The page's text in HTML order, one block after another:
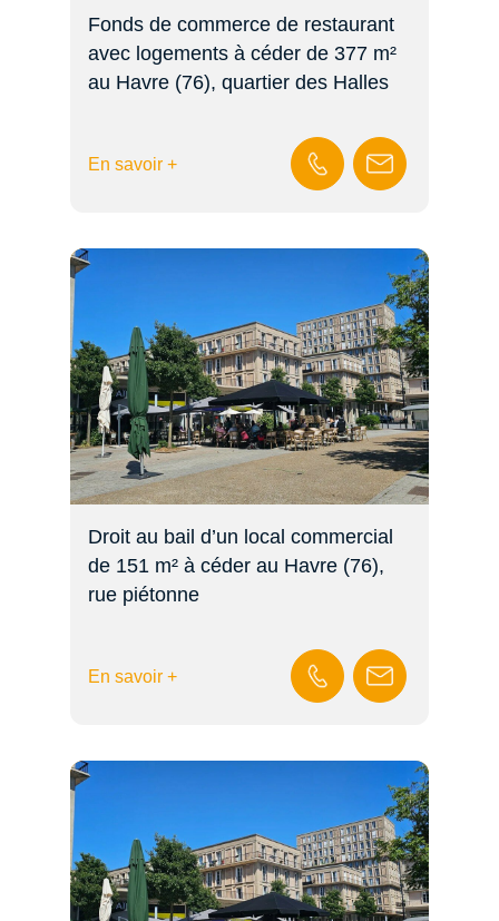
Fonds de commerce de restaurant
avec logements à céder de 377 m²
au Havre (76), quartier des Halles
En savoir +
Droit au bail d’un local commercial
de 151 m² à céder au Havre (76),
rue piétonne
En savoir +